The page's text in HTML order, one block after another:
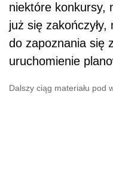
niektóre konkursy,
już się
do zapoznania się
uruchomienie
Dalszy ciąg materiału pod